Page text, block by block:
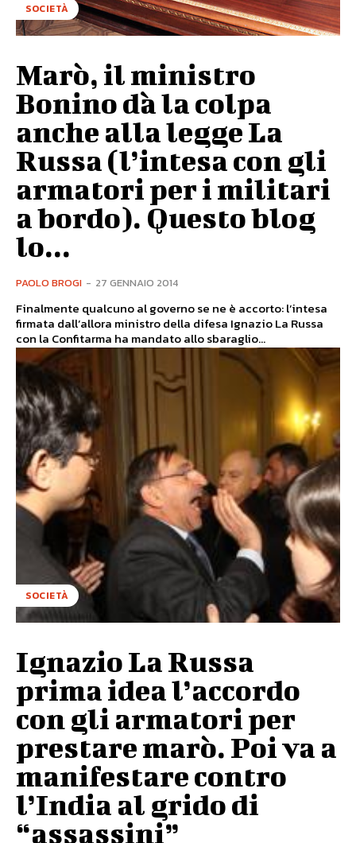
SOCIETÀ
Marò, il ministro
Bonino dà la colpa
anche alla legge La
Russa (l’intesa con gli
armatori per i militari
a bordo). Questo blog
lo...
PAOLO BROGI - 27 GENNAIO 2014
Finalmente qualcuno al governo se ne è accorto: l’intesa
firmata dall’allora ministro della difesa Ignazio La Russa
con la Confitarma ha mandato allo sbaraglio...
SOCIETÀ
Ignazio La Russa
prima idea l’accordo
con gli armatori per
prestare marò. Poi va a
manifestare contro
l’India al grido di
“assassini”